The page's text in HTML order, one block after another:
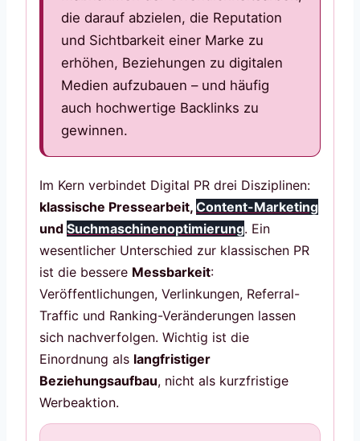
die darauf abzielen, die Reputation
und Sichtbarkeit einer Marke zu
erhöhen, Beziehungen zu digitalen
Medien aufzubauen – und häufig
auch hochwertige Backlinks zu
gewinnen.
Im Kern verbindet Digital PR drei Disziplinen:
klassische Pressearbeit, Content-Marketing
und Suchmaschinenoptimierung. Ein
wesentlicher Unterschied zur klassischen PR
ist die bessere Messbarkeit:
Veröffentlichungen, Verlinkungen, Referral-
Traffic und Ranking-Veränderungen lassen
sich nachverfolgen. Wichtig ist die
Einordnung als langfristiger
Beziehungsaufbau, nicht als kurzfristige
Werbeaktion.